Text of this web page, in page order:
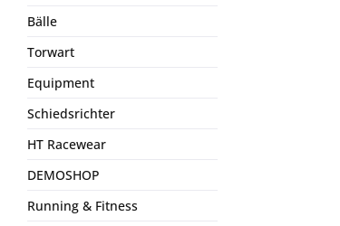
Bälle
Torwart
Equipment
Schiedsrichter
HT Racewear
DEMOSHOP
Running & Fitness